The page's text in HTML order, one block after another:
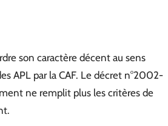
son caractère décent au sens
APL par la CAF. Le décret n°2002-
ne remplit plus les critères de